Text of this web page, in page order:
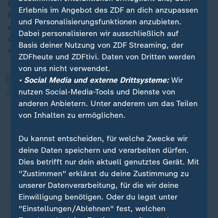
Er sei nicht optimistisch, dass es zu grundlegenden
Reformen im Gesundheitssystem komme. "Die Politik
will das nicht ändern, notwendige Umverteilungen
oder Reformen sind eben alles andere als bequem",
sagte der Vorstandschef der Techniker Krankenkasse.
Die hohen Beiträge sind auch für
unseren Wirtschaftsstandort eine
totale Katastrophe.
„
Jens Baas, Vorstandsvorsitzender der Techniker Krankenkasse
Pflicht zur Krankenversicherung
In Deutschland gilt diePflicht zur
Krankenversicherung. Die wenigsten sind privat
Erlebnis im Angebot des ZDF an dich anzupassen
und Personalisierungsfunktionen anzubieten.
Dabei personalisieren wir ausschließlich auf
Basis deiner Nutzung von ZDF Streaming, der
ZDFheute und ZDFtivi. Daten von Dritten werden
von uns nicht verwendet.
• Social Media und externe Drittsysteme:Wir
nutzen Social-Media-Tools und Dienste von
anderen Anbietern. Unter anderem um das Teilen
von Inhalten zu ermöglichen.
Du kannst entscheiden, für welche Zwecke wir
deine Daten speichern und verarbeiten dürfen.
Dies betrifft nur dein aktuell genutztes Gerät. Mit
"Zustimmen" erklärst du deine Zustimmung zu
unserer Datenverarbeitung, für die wir deine
Einwilligung benötigen. Oder du legst unter
"Einstellungen/Ablehnen" fest, welchen